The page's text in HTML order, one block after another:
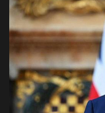
Կառավարությունը
կուղղի 61
շինարարական
06 Օգոստոս, 2026
Երևանի